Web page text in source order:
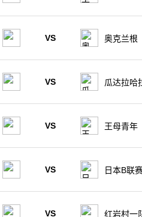
VS 奥克兰根
VS 瓜达拉哈
VS 王母青年
VS 日本B联
VS 红岩村一